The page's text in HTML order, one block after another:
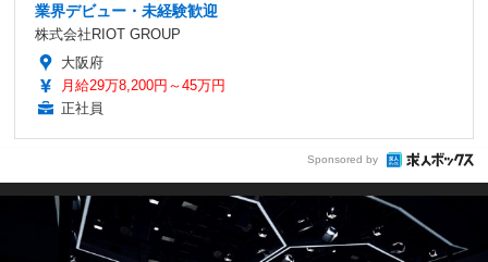
業界デビュー・未経験歓迎
株式会社RIOT GROUP
大阪府
月給29万8,200円～45万円
正社員
Sponsored by